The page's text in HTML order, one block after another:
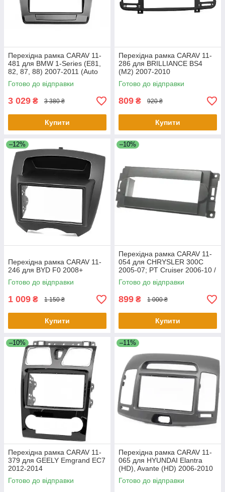
Перехідна рамка CARAV 11-
481 для BMW 1-Series (E81,
82, 87, 88) 2007-2011 (Auto
Air-Conditioning)
Готово до відправки
3 029 ₴ 3 380 ₴
Купити
Перехідна рамка CARAV 11-
286 для BRILLIANCE BS4
(M2) 2007-2010
Готово до відправки
809 ₴ 920 ₴
Купити
–12%
Перехідна рамка CARAV 11-
246 для BYD F0 2008+
Готово до відправки
1 009 ₴ 1 150 ₴
Купити
–10%
Перехідна рамка CARAV 11-
054 для CHRYSLER 300C
2005-07; PT Cruiser 2006-10 /
DODGE Charger 2006-07;
Ram 2006
Готово до відправки
899 ₴ 1 000 ₴
Купити
–10%
Перехідна рамка CARAV 11-
379 для GEELY Emgrand EC7
2012-2014
Готово до відправки
–11%
Перехідна рамка CARAV 11-
065 для HYUNDAI Elantra
(HD), Avante (HD) 2006-2010
(Left wheel / Grey)
Готово до відправки